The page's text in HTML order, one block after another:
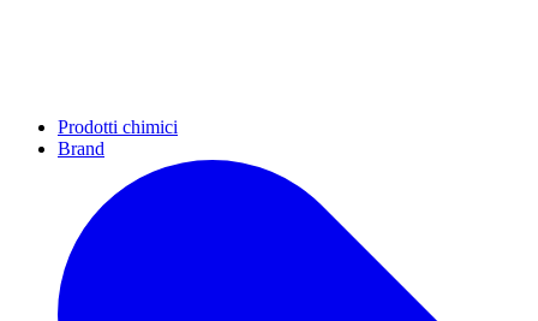
Prodotti chimici
Brand